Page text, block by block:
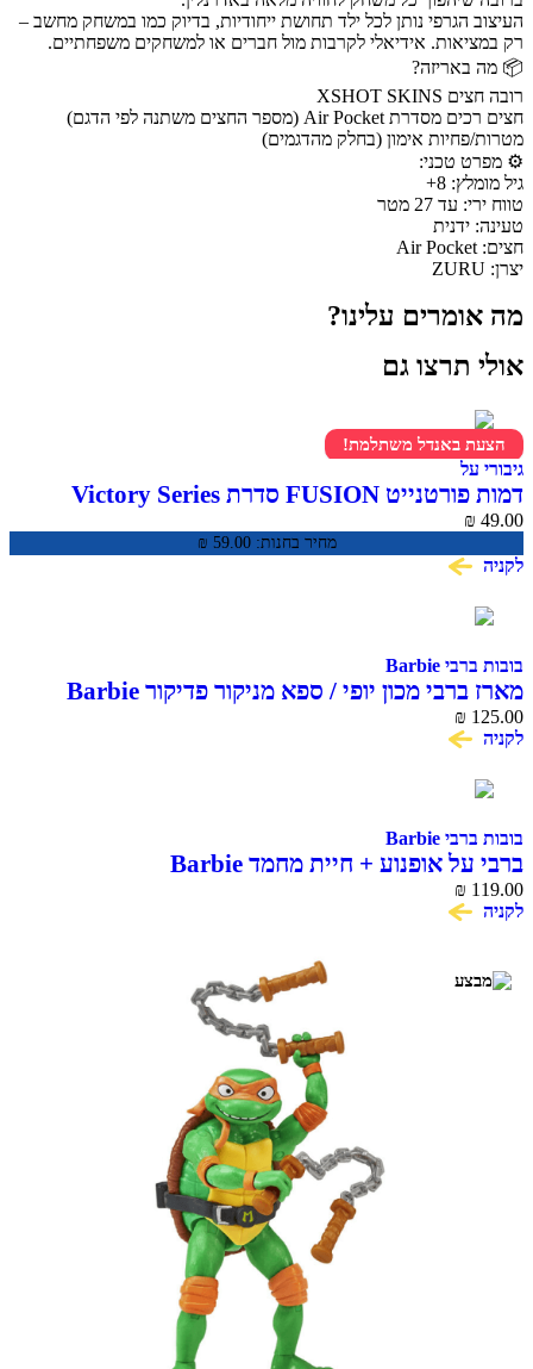
העיצוב הגרפי נותן לכל ילד תחושת ייחודיות, בדיוק כמו במשחק מחשב –
רק במציאות. אידיאלי לקרבות מול חברים או למשחקים משפחתיים.
📦 מה באריזה?
רובה חצים XSHOT SKINS
חצים רכים מסדרת Air Pocket (מספר החצים משתנה לפי הדגם)
מטרות/פחיות אימון (בחלק מהדגמים)
⚙️ מפרט טכני:
גיל מומלץ: 8+
טווח ירי: עד 27 מטר
טעינה: ידנית
חצים: Air Pocket
יצרן: ZURU
מה אומרים עלינו?
אולי תרצו גם
הצעת באנדל משתלמת!
גיבורי על
דמות פורטנייט FUSION סדרת Victory Series
מחיר בחנות: ₪ 59.00
₪ 49.00
לקניה
בובות ברבי Barbie
מארז ברבי מכון יופי / ספא מניקור פדיקור Barbie
₪ 125.00
לקניה
בובות ברבי Barbie
ברבי על אופנוע + חיית מחמד Barbie
₪ 119.00
לקניה